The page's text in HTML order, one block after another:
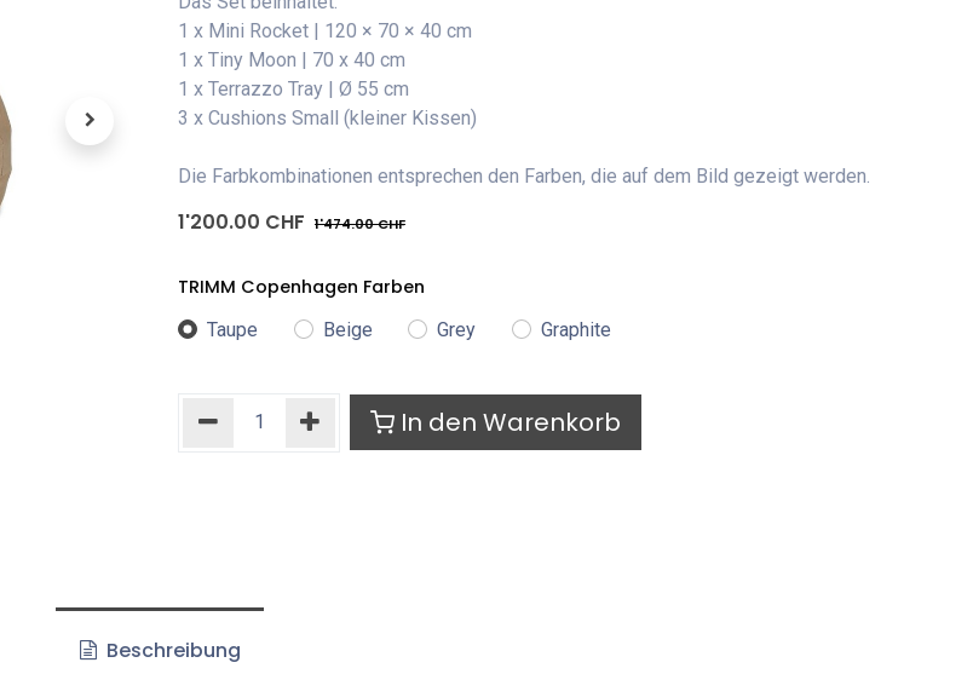
1 x Mini Rocket | 120 × 70 × 40 cm
1 x Tiny Moon | 70 x 40 cm
1 x Terrazzo Tray | Ø 55 cm
3 x Cushions Small (kleiner Kissen)
Die Farbkombinationen entsprechen den Farben, die auf dem Bild gezeigt werden.
1'200.00 CHF 1'474.00CHF
TRIMM Copenhagen Farben
Taupe Beige Grey Graphite
In den Warenkorb
Beschreibung